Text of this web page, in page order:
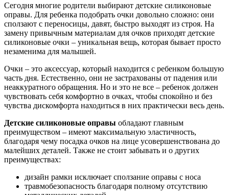
Сегодня многие родители выбирают детские силиконовые
оправы. Для ребенка подобрать очки довольно сложно: они
сползают с переносицы, давят, быстро выходят из строя. На
замену привычным материалам для очков приходят детские
силиконовые очки – уникальная вещь, которая бывает просто
незаменима для малышей.
Очки – это аксессуар, который находится с ребенком большую
часть дня. Естественно, они не застрахованы от падения или
неаккуратного обращения. Но и это не все – ребенок должен
чувствовать себя комфортно в очках, чтобы спокойно и без
чувства дискомфорта находиться в них практически весь день.
Детские силиконовые оправы обладают главным
преимуществом – имеют максимальную эластичность,
благодаря чему посадка очков на лице усовершенствована до
малейших деталей. Также не стоит забывать и о других
преимуществах:
дизайн рамки исключает сползание оправы с носа
травмобезопасность благодаря полному отсутствию